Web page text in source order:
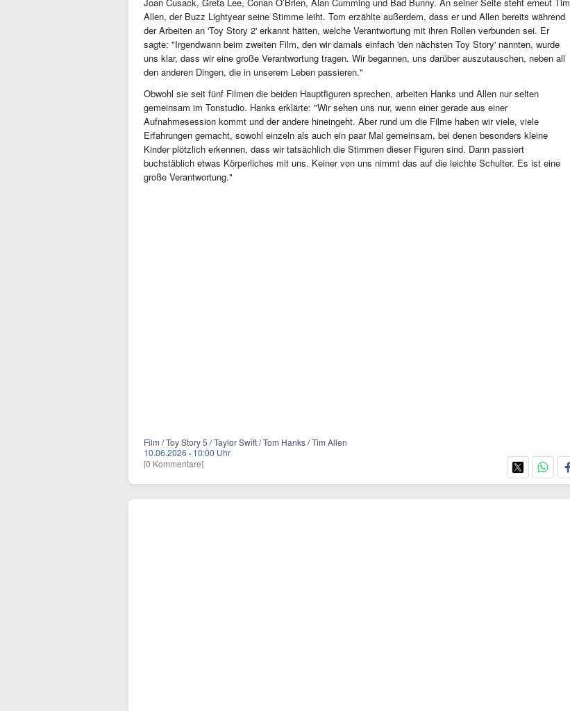
Allen, der Buzz Lightyear seine Stimme leiht. Tom erzählte außerdem, dass er und Allen bereits während
der Arbeiten an 'Toy Story 2' erkannt hätten, welche Verantwortung mit ihren Rollen verbunden sei. Er
sagte: "Irgendwann beim zweiten Film, den wir damals einfach 'den nächsten Toy Story' nannten, wurde
uns klar, dass wir eine große Verantwortung tragen. Wir begannen, uns darüber auszutauschen, neben all
den anderen Dingen, die in unserem Leben passieren."
Obwohl sie seit fünf Filmen die beiden Hauptfiguren sprechen, arbeiten Hanks und Allen nur selten
gemeinsam im Tonstudio. Hanks erklärte: "Wir sehen uns nur, wenn einer gerade aus einer
Aufnahmesession kommt und der andere hineingeht. Aber rund um die Filme haben wir viele, viele
Erfahrungen gemacht, sowohl einzeln als auch ein paar Mal gemeinsam, bei denen besonders kleine
Kinder plötzlich erkennen, dass wir tatsächlich die Stimmen dieser Figuren sind. Dann passiert
buchstäblich etwas Körperliches mit uns. Keiner von uns nimmt das auf die leichte Schulter. Es ist eine
große Verantwortung."
Film / Toy Story 5 / Taylor Swift / Tom Hanks / Tim Allen
10.06.2026 · 10:00 Uhr
[0 Kommentare]